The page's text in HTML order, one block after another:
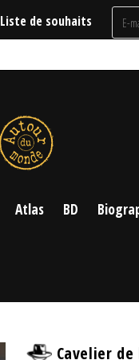
Liste de souhaits
Atlas BD
Cavelier